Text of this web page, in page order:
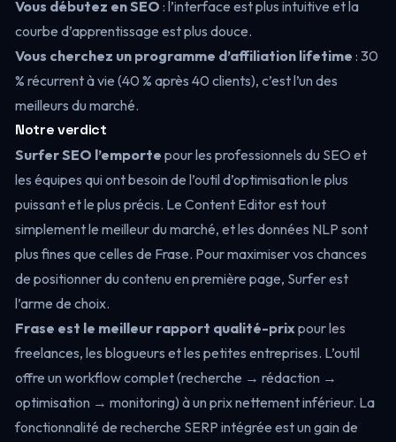
Vous débutez en SEO : l’interface est plus intuitive et la
courbe d’apprentissage est plus douce.
Vous cherchez un programme d’affiliation lifetime : 30
% récurrent à vie (40 % après 40 clients), c’est l’un des
meilleurs du marché.
Notre verdict
Surfer SEO l’emporte pour les professionnels du SEO et
les équipes qui ont besoin de l’outil d’optimisation le plus
puissant et le plus précis. Le Content Editor est tout
simplement le meilleur du marché, et les données NLP sont
plus fines que celles de Frase. Pour maximiser vos chances
de positionner du contenu en première page, Surfer est
l’arme de choix.
Frase est le meilleur rapport qualité-prixpour les
freelances, les blogueurs et les petites entreprises. L’outil
offre un workflow complet (recherche → rédaction →
optimisation → monitoring) à un prix nettement inférieur. La
fonctionnalité de recherche SERP intégrée est un gain de